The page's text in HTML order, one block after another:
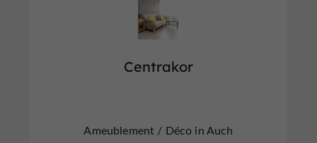
Centrakor
Ameublement / Déco in Auch